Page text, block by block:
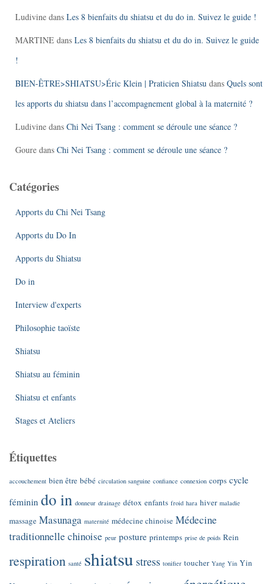
Ludivine dans Les 8 bienfaits du shiatsu et du do in. Suivez le guide !
MARTINE dans Les 8 bienfaits du shiatsu et du do in. Suivez le guide
!
BIEN-ÊTRE>SHIATSU>Éric Klein | Praticien Shiatsu dans Quels sont
les apports du shiatsu dans l’accompagnement global à la maternité ?
Ludivine dans Chi Nei Tsang : comment se déroule une séance ?
Goure dans Chi Nei Tsang : comment se déroule une séance ?
Catégories
Apports du Chi Nei Tsang
Apports du Do In
Apports du Shiatsu
Do in
Interview d'experts
Philosophie taoïste
Shiatsu
Shiatsu au féminin
Shiatsu et enfants
Stages et Ateliers
Étiquettes
accouchement bien être bébé circulation sanguine confiance connexion corps cycle
féminin do in donneur drainage détox enfants froid hara hiver maladie
massage Masunaga maternité médecine chinoise Médecine
traditionnelle chinoise peur posture printemps prise de poids Rein
respiration santé shiatsu stress tonifier toucher Yang Yin Yin